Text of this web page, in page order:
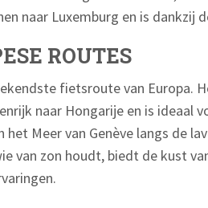
naar Luxemburg en is
ROUTES
fietsroute van Europa.
naar Hongarije en is ideaal
het Meer van Genève langs de
van zon houdt, biedt de kust